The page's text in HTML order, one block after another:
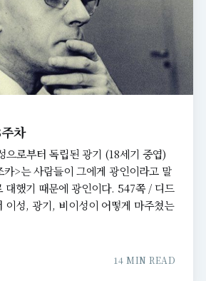
차
로부터 독립된 광기 (18세기 중엽)
>는 사람들이 그에게 광인이라고 말
대했기 때문에 광인이다. 547쪽 / 디드
이성, 광기, 비이성이 어떻게 마주쳤는
14 MIN READ